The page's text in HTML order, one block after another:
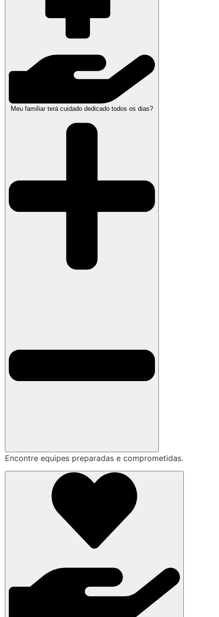
Meu familiar terá cuidado dedicado todos os dias?
Encontre equipes preparadas e comprometidas.